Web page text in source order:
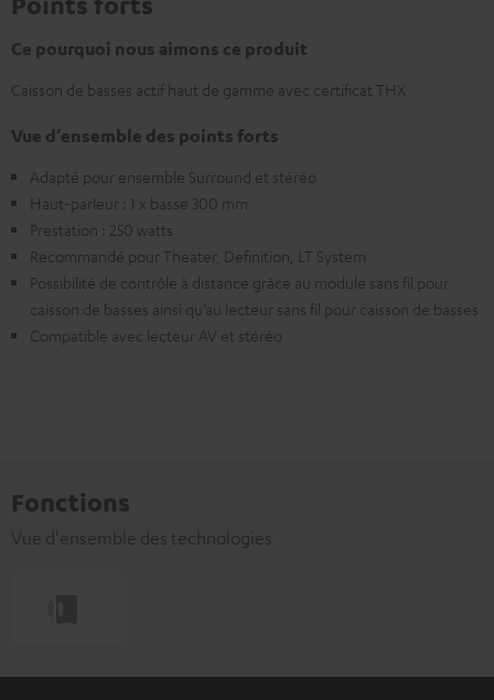
Ce pourquoi nous aimons ce produit
Caisson de basses actif haut de gamme avec certificat THX
Vue d’ensemble des points forts
Adapté pour ensemble Surround et stéréo
Haut-parleur : 1 x basse 300 mm
Prestation : 250 watts
Recommandé pour Theater, Definition, LT System
Possibilité de contrôle à distance grâce au module sans fil pour
caisson de basses ainsi qu’au lecteur sans fil pour caisson de basses
Compatible avec lecteur AV et stéréo
Fonctions
Vue d'ensemble des technologies